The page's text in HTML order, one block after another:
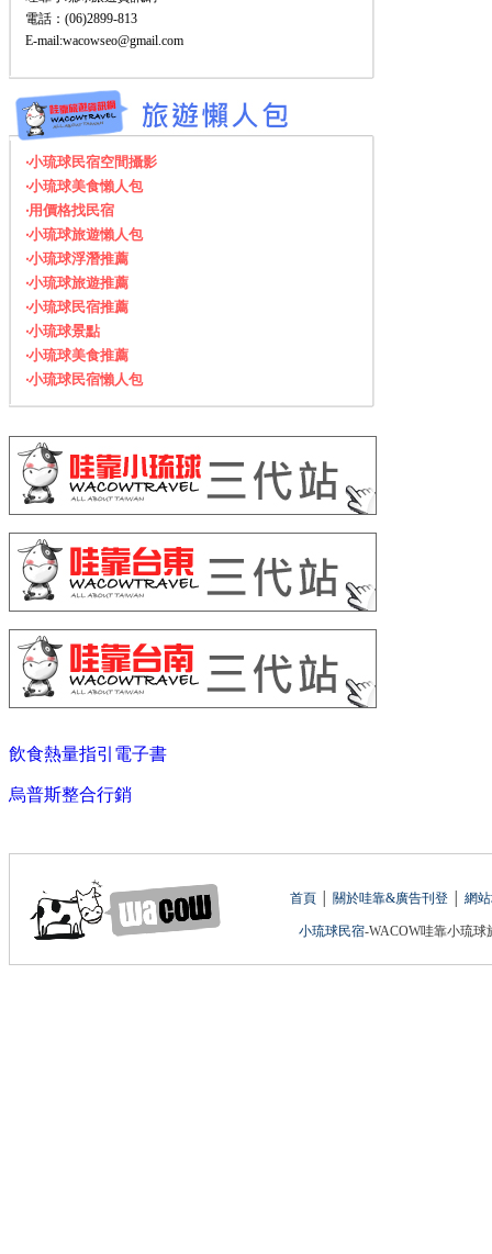
電話：(06)2899-813
E-mail:wacowseo@gmail.com
‧小琉球民宿空間攝影
‧小琉球美食懶人包
‧用價格找民宿
‧小琉球旅遊懶人包
‧小琉球浮潛推薦
‧小琉球旅遊推薦
‧小琉球民宿推薦
‧小琉球景點
‧小琉球美食推薦
‧小琉球民宿懶人包
飲食熱量指引電子書
烏普斯整合行銷
首頁 關於哇靠&廣告刊登 網
小琉球民宿-WACOW哇靠小琉球